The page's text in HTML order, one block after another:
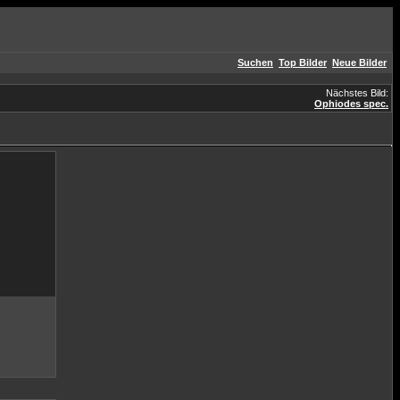
Suchen Top Bilder Neue Bilder
Nächstes Bild:
Ophiodes spec.